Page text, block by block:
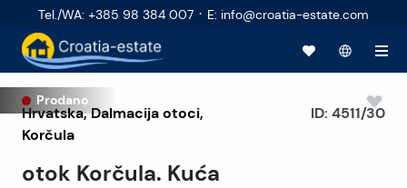
Tel./WA: +385 98 384 007 · E: info@croatia-estate.com
Prodano
Hrvatska,Dalmacija otoci,
Korčula
otok Korčula. Kuća
ID: 4511/30